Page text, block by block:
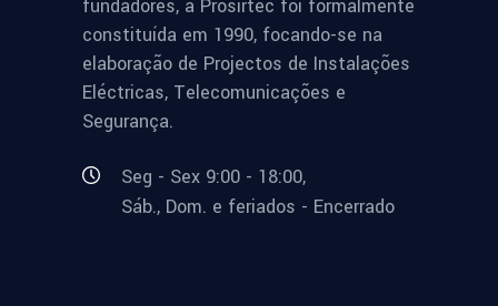
fundadores, a Prosirtec foi formalmente
constituída em 1990, focando-se na
elaboração de Projectos de Instalações
Eléctricas, Telecomunicações e
Segurança.
Seg - Sex 9:00 - 18:00,
Sáb., Dom. e feriados - Encerrado